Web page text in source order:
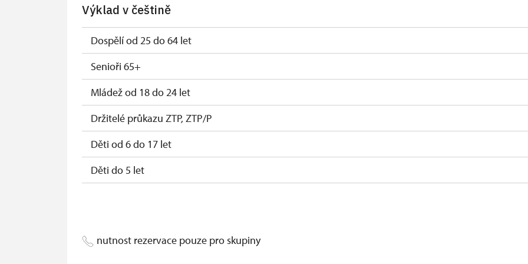
Průkaz Náš člověk (pouze držitel)
Výklad v češtině
Dospělí od 25 do 64 let
Senioři 65+
Mládež od 18 do 24 let
Držitelé průkazu ZTP, ZTP/P
Děti od 6 do 17 let
Děti do 5 let
Průvodce organizované skupiny (pro skupinu 1 osoba 15 osob)
nutnost rezervace pouze pro skupiny